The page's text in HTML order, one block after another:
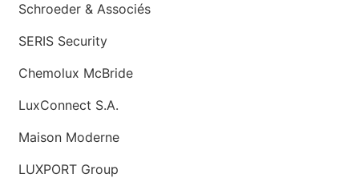
Schroeder & Associés
SERIS Security
Chemolux McBride
LuxConnect S.A.
Maison Moderne
LUXPORT Group